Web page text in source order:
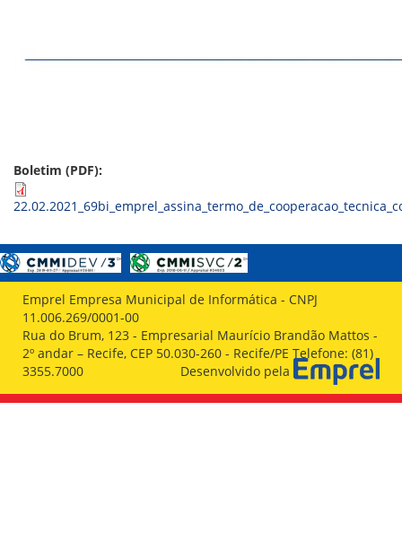
ATAS E RESOLUÇÕES DO CONSELHO FISCAL
ATAS DO CONSADE
CHAMAMENTOS PÚBLICOS
TERMOS
TRANSPARÊNCIA
CONTATO
Boletim (PDF):
Emprel Empresa Municipal de Informática - CNPJ
11.006.269/0001-00
Rua do Brum, 123 - Empresarial Maurício Brandão Mattos -
2º andar – Recife, CEP 50.030-260 - Recife/PE Telefone: (81)
3355.7000
Desenvolvido pela